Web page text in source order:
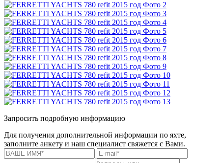
Запросить подробную информацию
Для получения дополнительной информации по яхте,
заполните анкету и наш специалист свяжется с Вами.